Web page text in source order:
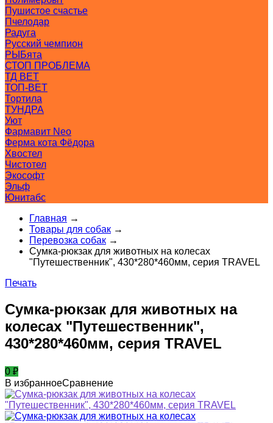
Пушистое счастье
Пчелодар
Радуга
Русский чемпион
РЫБята
СТОП ПРОБЛЕМА
ТД ВЕТ
ТОП-ВЕТ
Тортила
ТУНДРА
Уют
Фармавит Neo
Ферма кота Фёдора
Хвостел
Чистотел
Экософт
Эльф
Юнитабс
Главная →
Товары для собак →
Перевозка собак →
Сумка-рюкзак для животных на колесах
"Путешественник", 430*280*460мм, серия TRAVEL
Печать
Сумка-рюкзак для животных на
колесах "Путешественник",
430*280*460мм, серия TRAVEL
0 ₽
В избранноеСравнение